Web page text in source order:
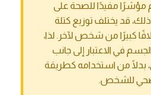
مؤشرًا مفيدًا للصحة على
قد يختلف توزيع كتلة
كبيرًا من شخص لآخر. لذا،
في الاعتبار إلى جانب
بدلًا من استخدامه كطريقة
للشخص.